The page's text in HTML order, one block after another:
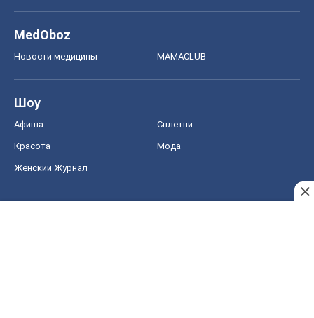
MedOboz
Новости медицины MAMACLUB
Шоу
Афиша Сплетни
Красота Мода
Женский Журнал